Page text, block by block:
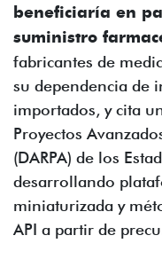
beneficiaría en
suministro
fabricantes de
su dependencia de
importados, y cita
Proyectos
(DARPA) de los
desarrollando
miniaturizada y
API a partir de